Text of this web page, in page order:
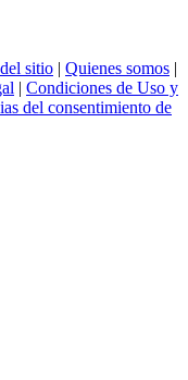
sitio | Quienes somos |
| Condiciones de Uso y
del consentimiento de